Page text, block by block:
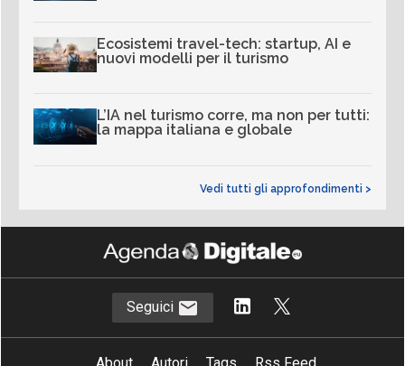
Ecosistemi travel-tech: startup, AI e
nuovi modelli per il turismo
L’IA nel turismo corre, ma non per tutti:
la mappa italiana e globale
Vedi tutti gli approfondimenti >
Seguici